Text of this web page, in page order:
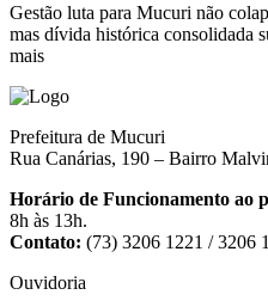
Gestão luta para Mucuri não
mas dívida histórica consolidada
mais
Prefeitura de Mucuri
Rua Canárias, 190 – Bairro
Horário de Funcionamento ao
8h às 13h.
Contato: (73) 3206 1221 / 3206
Ouvidoria